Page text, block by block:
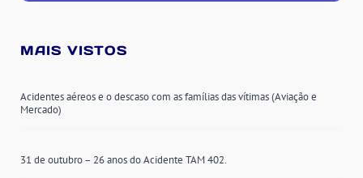
MAIS VISTOS
Acidentes aéreos e o descaso com as famílias das vítimas (Aviação e
Mercado)
31 de outubro – 26 anos do Acidente TAM 402.